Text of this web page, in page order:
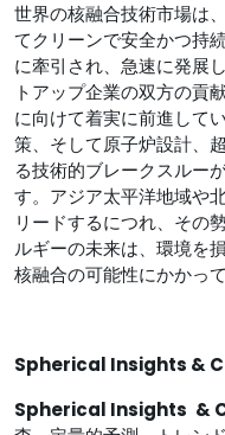
世界の核融合技術市場は
てクリーンで安全かつ持
に牽引され、急速に発展
トアップ企業の双方の貢
に向けて着実に前進して
策、そして原子炉設計、
る技術的ブレークスルー
す。アジア太平洋地域や
リードするにつれ、その
ルギーの未来は、環境を
核融合の可能性にかかって
Spherical Insights &
Spherical Insights &